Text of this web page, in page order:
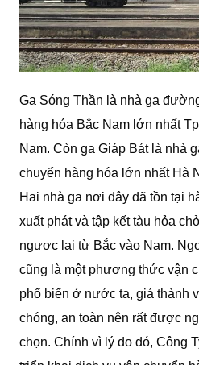
Ga Sóng Thần là nhà ga
hàng hóa Bắc Nam lớn nhất
Nam. Còn ga Giáp Bát là nhà
chuyển hàng hóa lớn nhất Hà
Hai nhà ga nơi đây đã tồn tại
xuất phát và tập kết tàu hỏa
ngược lại từ Bắc vào Nam.
cũng là một phương thức vận
phổ biến ở nước ta, giá thành
chóng, an toàn nên rất được
chọn. Chính vì lý do đó, Công